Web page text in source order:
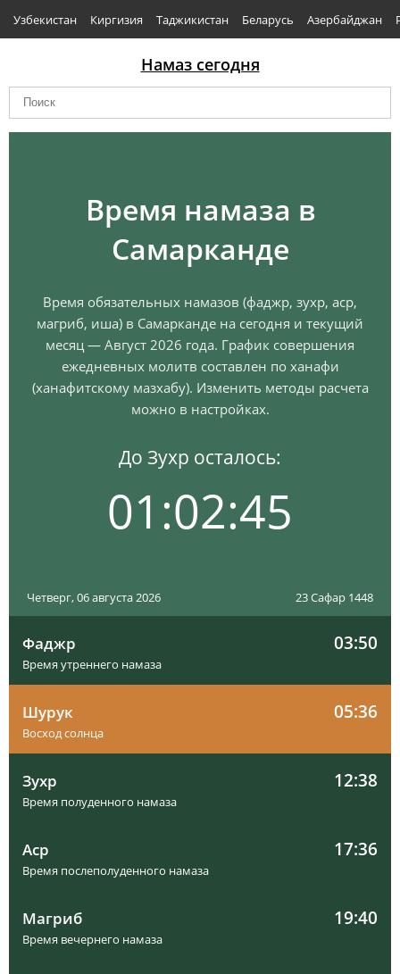
Узбекистан Киргизия Таджикистан Беларусь Азербайджан
Намаз сегодня
Время намаза в
Самарканде
Время обязательных намазов (фаджр, зухр, аср,
магриб, иша) в Самарканде на сегодня и текущий
месяц — Август 2026 года. График совершения
ежедневных молитв составлен по ханафи
(ханафитскому мазхабу). Изменить методы расчета
можно в настройках.
До Зухр осталось:
01:02:44
Четверг, 06 августа 2026 23 Сафар 1448
Фаджр 03:50
Время утреннего намаза
Шурук 05:36
Восход солнца
Зухр 12:38
Время полуденного намаза
Аср 17:36
Время послеполуденного намаза
Магриб 19:40
Время вечернего намаза